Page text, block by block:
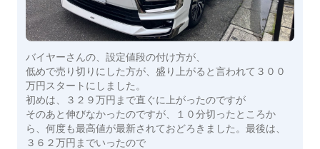
バイヤーさんの、設定値段の付け方が、
低めで売り切りにした方が、盛り上がると言われて３００
万円スタートにしました。
初めは、３２９万円まで直ぐに上がったのですが
そのあと伸びなかったのですが、１０分切ったところか
ら、何度も最高値が最新されておどろきました。最後は、
３６２万円までいったので